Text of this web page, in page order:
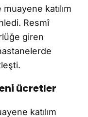
katılım
Resmî
giren
ücretler
katılım